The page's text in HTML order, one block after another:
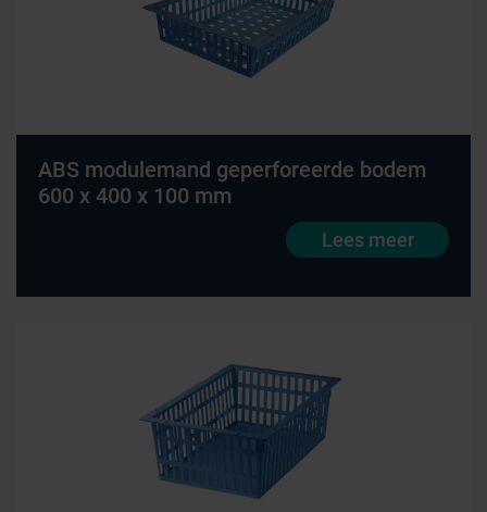
ABS modulemand geperforeerde bodem
600 x 400 x 100 mm
Lees meer